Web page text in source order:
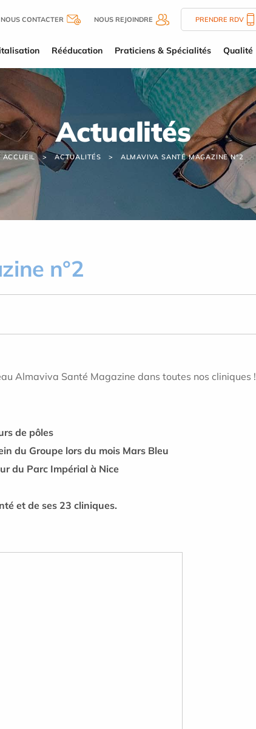
NOUS CONTACTER NOUS REJOINDRE PRENDRE RDV
Rééducation Praticiens & Spécialités Qualité
Actualités
ACCUEIL ACTUALITÉS ALMAVIVA SANTÉ MAGAZINE N°2
n°2
Almaviva Santé Magazine dans toutes nos cliniques !
de pôles
du Groupe lors du mois Mars Bleu
du Parc Impérial à Nice
et de ses 23 cliniques.